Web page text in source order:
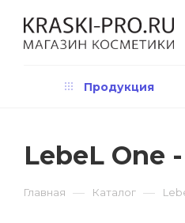
Продукция
LebeL One
Главная — Каталог —